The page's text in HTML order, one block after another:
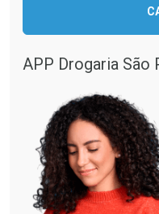
Comprar sem
Por R$ 664,02/cada
Comprar sem
APP Drogaria São